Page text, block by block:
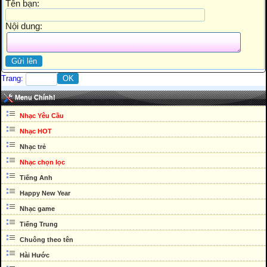
Tên bạn:
Nội dung:
Trang:
Menu Chính!
Nhạc Yêu Cầu
Nhạc HOT
Nhạc trẻ
Nhạc chọn lọc
Tiếng Anh
Happy New Year
Nhạc game
Tiếng Trung
Chuông theo tên
Hài Hước